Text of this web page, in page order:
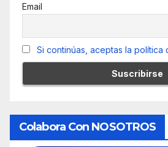
Email
Si continúas, aceptas la política
Colabora Con NOSOTROS